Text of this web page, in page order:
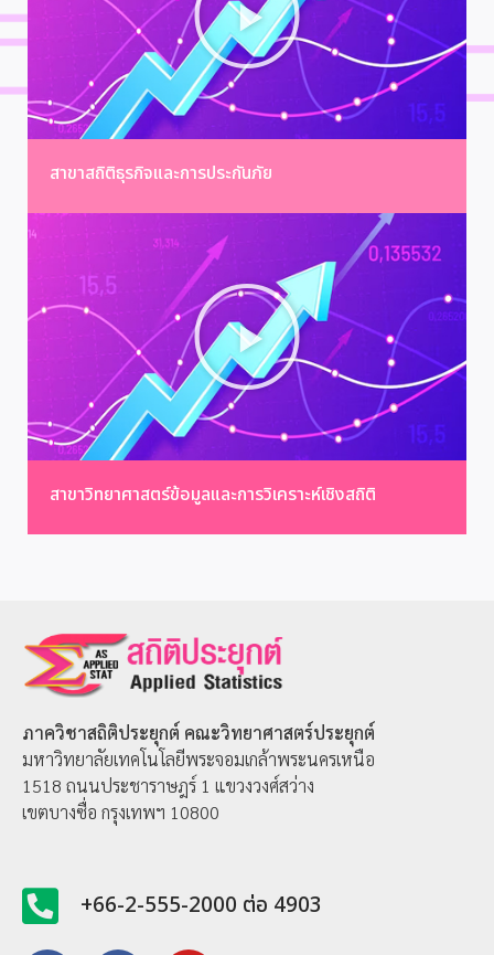
สาขาสถิติธุรกิจและการประกันภัย
สาขาวิทยาศาสตร์ข้อมูลและการวิเคราะห์เชิงสถิติ
ภาควิชาสถิติประยุกต์ คณะวิทยาศาสตร์ประยุกต์
มหาวิทยาลัยเทคโนโลยีพระจอมเกล้าพระนครเหนือ
1518 ถนนประชาราษฎร์ 1 แขวงวงศ์สว่าง
เขตบางซื่อ กรุงเทพฯ 10800
+66-2-555-2000 ต่อ 4903